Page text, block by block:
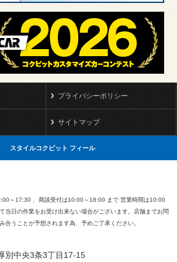
プライバシーポリシー
サイトマップ
スタイルコクピット フィール
～17:30 、商談受付は10:00～18:00 まで 営業時間は10:00
当日の作業をお受け出来ない場合がございます。店舗までお問
合うことが予想されます為、予めご了承ください。
別中央3条3丁目17-15